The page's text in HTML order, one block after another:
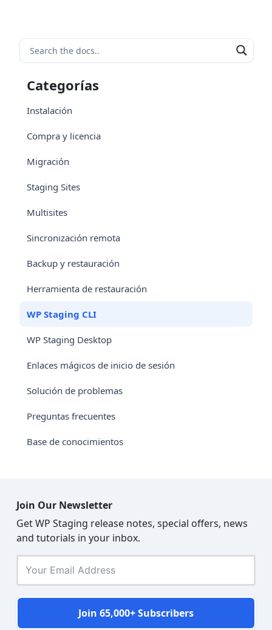
Categorías
Instalación
Compra y licencia
Migración
Staging Sites
Multisites
Sincronización remota
Backup y restauración
Herramienta de restauración
WP Staging CLI
WP Staging Desktop
Enlaces mágicos de inicio de sesión
Solución de problemas
Preguntas frecuentes
Base de conocimientos
Join Our Newsletter
Get WP Staging release notes, special offers, news
and tutorials in your inbox.
Join 65,000+ Subscribers